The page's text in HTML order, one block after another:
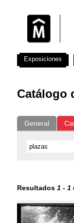
Catálogo
General
Resultados 1 - 1
Exposiciones